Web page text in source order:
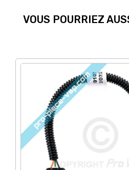
VOUS POURRIEZ